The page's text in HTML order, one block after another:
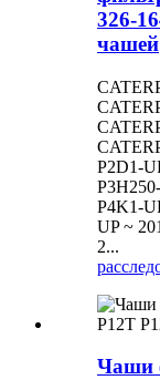
326-
чашей
P2D1-
P4K1-
UP ~
2...
Чаши